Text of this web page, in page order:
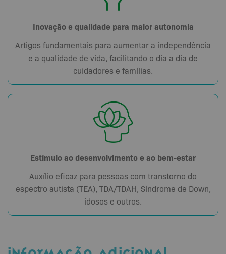
Inovação e qualidade para maior autonomia
Artigos fundamentais para aumentar a independência
e a qualidade de vida, facilitando o dia a dia de
cuidadores e famílias.
Estímulo ao desenvolvimento e ao bem-estar
Auxílio eficaz para pessoas com transtorno do
espectro autista (TEA), TDA/TDAH, Síndrome de Down,
idosos e outros.